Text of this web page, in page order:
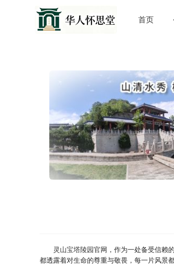
首页
灵山宝塔陵园官网 ，作为一处备受信赖
都透露着对生命的尊重与敬畏，每一片风景